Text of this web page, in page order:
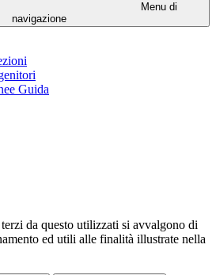
Menu di
navigazione
Guida
da questo utilizzati si avvalgono di
ed utili alle finalità illustrate nella